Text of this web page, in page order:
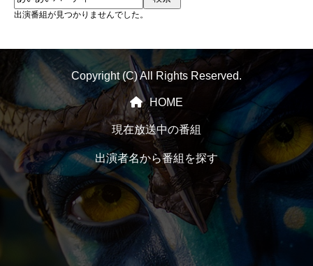
出演番組が見つかりませんでした。
Copyright (C) All Rights Reserved.
HOME
現在放送中の番組
出演者名から番組を探す